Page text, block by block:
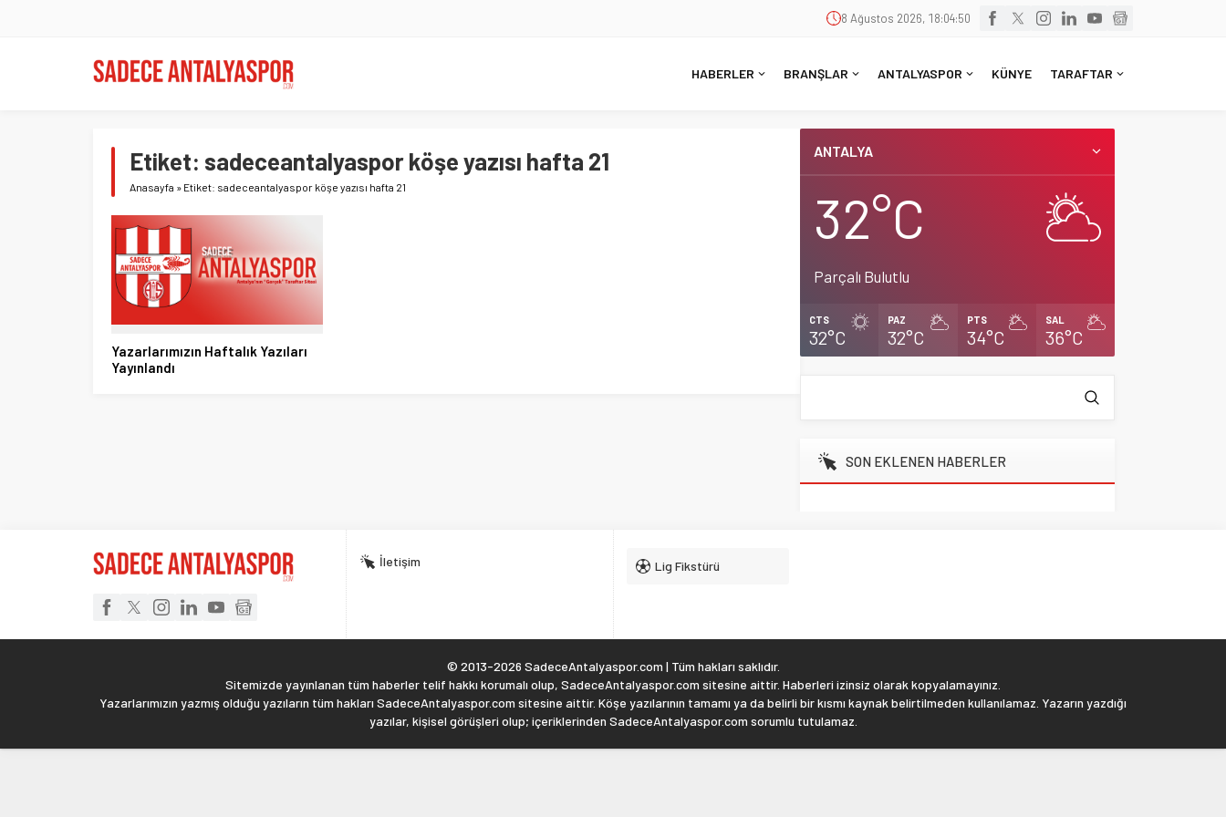
8 Ağustos 2026, 18:04:51
HABERLER BRANŞLAR ANTALYASPOR KÜNYE TARAFTAR
Etiket: sadeceantalyaspor köşe yazısı hafta 21
Anasayfa » Etiket: sadeceantalyaspor köşe yazısı hafta 21
Yazarlarımızın Haftalık Yazıları
Yayınlandı
ANTALYA
32°C
Parçalı Bulutlu
CTS
32°C
PAZ
32°C
PTS
34°C
SAL
36°C
SON EKLENEN HABERLER
İletişim Lig Fikstürü
© 2013-2026 SadeceAntalyaspor.com | Tüm hakları saklıdır.
Sitemizde yayınlanan tüm haberler telif hakkı korumalı olup, SadeceAntalyaspor.com sitesine aittir. Haberleri izinsiz olarak kopyalamayınız.
Yazarlarımızın yazmış olduğu yazıların tüm hakları SadeceAntalyaspor.com sitesine aittir. Köşe yazılarının tamamı ya da belirli bir kısmı kaynak belirtilmeden kullanılamaz. Yazarın yazdığı
yazılar, kişisel görüşleri olup; içeriklerinden SadeceAntalyaspor.com sorumlu tutulamaz.